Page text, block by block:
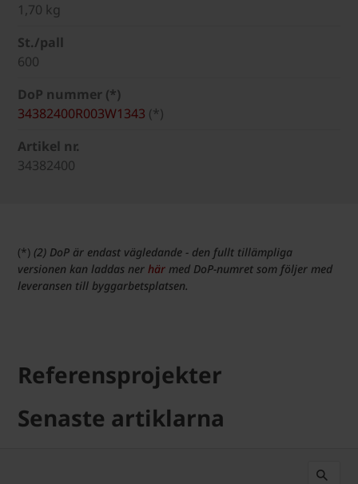
1,70 kg
St./pall
600
DoP nummer (*)
34382400R003W1343 (*)
Artikel nr.
34382400
(*) (2) DoP är endast vägledande - den fullt tillämpliga
versionen kan laddas ner här med DoP-numret som följer med
leveransen till byggarbetsplatsen.
Referensprojekter
Senaste artiklarna